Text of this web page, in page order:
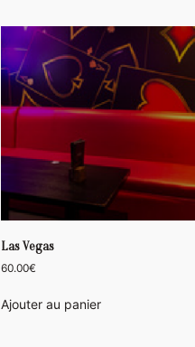
Las Vegas
60.00€
Ajouter au panier